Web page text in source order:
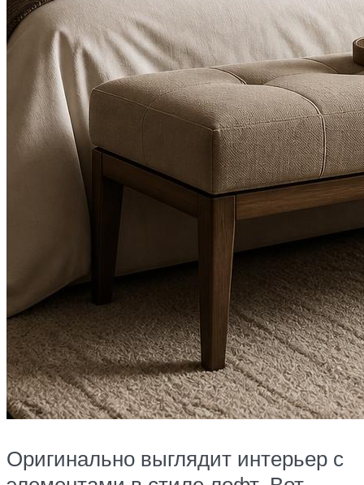
Оригинально выглядит интерьер с